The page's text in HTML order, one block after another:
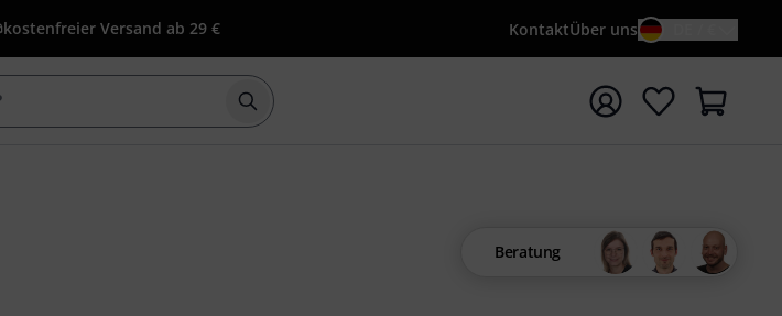
kostenfreier Versand ab 29 € KontaktÜber uns
Suche mit Suchwort {searchTerm} starten
Beratung